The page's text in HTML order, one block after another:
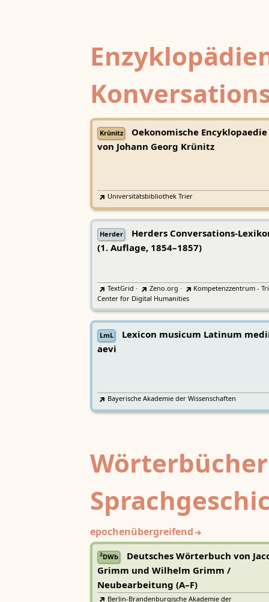
Krünitz
Oekonomische Encyklopaedie
von Johann Georg Krünitz
Universitätsbibliothek Trier
Herder
Herders Conversations-
(1. Auflage, 1854–1857)
TextGrid · Zeno.org ·
Kompetenzzentrum -
Center for Digital Humanities
LmL
Lexicon musicum Latinum
aevi
Bayerische Akademie der Wissenschaften
epochenübergreifend
2DWb
Deutsches Wörterbuch von
Grimm und Wilhelm Grimm /
Neubearbeitung (A–F)
Berlin-Brandenburgische Akademie der